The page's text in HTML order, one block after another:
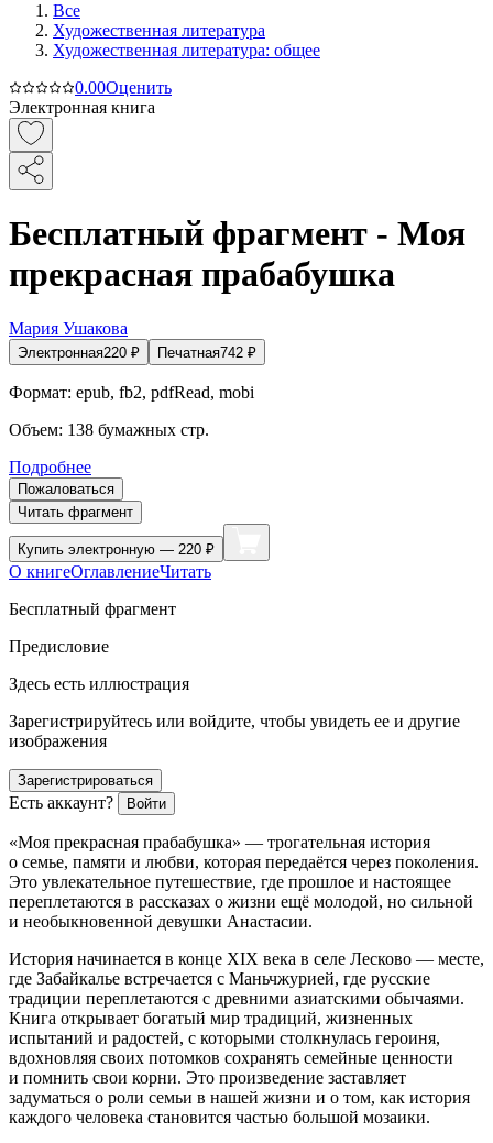
Все
Художественная литература
Художественная литература: общее
0.00Оценить
Электронная книга
Бесплатный фрагмент - Моя
прекрасная прабабушка
Мария Ушакова
Электронная220 ₽ Печатная742 ₽
Формат: epub, fb2, pdfRead, mobi
Объем: 138 бумажных стр.
Подробнее
Пожаловаться
Читать фрагмент
Купить электронную — 220 ₽
О книгеОглавлениеЧитать
Бесплатный фрагмент
Предисловие
Здесь есть иллюстрация
Зарегистрируйтесь или войдите, чтобы увидеть ее и другие
изображения
Зарегистрироваться
Есть аккаунт? Войти
«Моя прекрасная прабабушка» — трогательная история
о семье, памяти и любви, которая передаётся через поколения.
Это увлекательное путешествие, где прошлое и настоящее
переплетаются в рассказах о жизни ещё молодой, но сильной
и необыкновенной девушки Анастасии.
История начинается в конце XIX века в селе Лесково — месте,
где Забайкалье встречается с Маньчжурией, где русские
традиции переплетаются с древними азиатскими обычаями.
Книга открывает богатый мир традиций, жизненных
испытаний и радостей, с которыми столкнулась героиня,
вдохновляя своих потомков сохранять семейные ценности
и помнить свои корни. Это произведение заставляет
задуматься о роли семьи в нашей жизни и о том, как история
каждого человека становится частью большой мозаики.